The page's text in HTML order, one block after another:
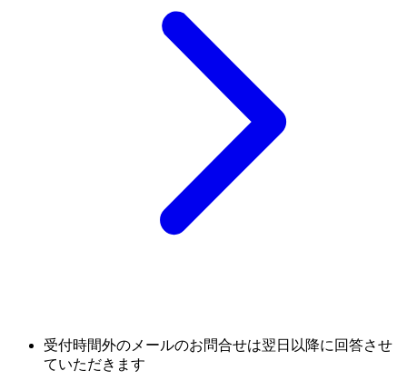
受付時間外のメールのお問合せは翌日以降に回答させ
ていただきます